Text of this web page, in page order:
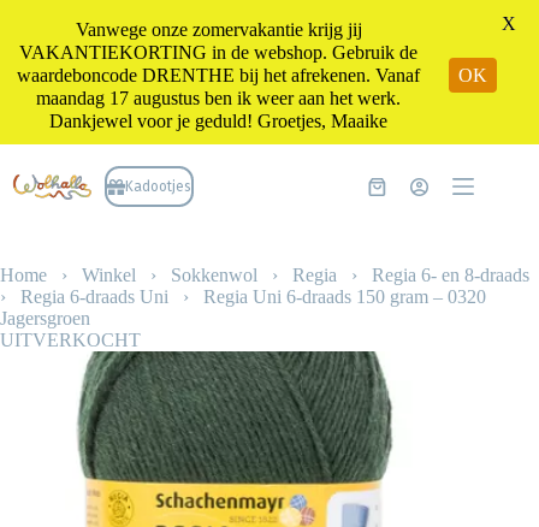
naar
de
Kadootjes Winkelwagen
Home › Winkel › Sokkenwol › Regia › Regia 6- en 8-draads
› Regia 6-draads Uni › Regia Uni 6-draads 150 gram – 0320
Jagersgroen
UITVERKOCHT
Vanwege onze zomervakantie krijg jij
VAKANTIEKORTING in de webshop. Gebruik de
waardeboncode DRENTHE bij het afrekenen. Vanaf
maandag 17 augustus ben ik weer aan het werk.
Dankjewel voor je geduld! Groetjes, Maaike
OK
X